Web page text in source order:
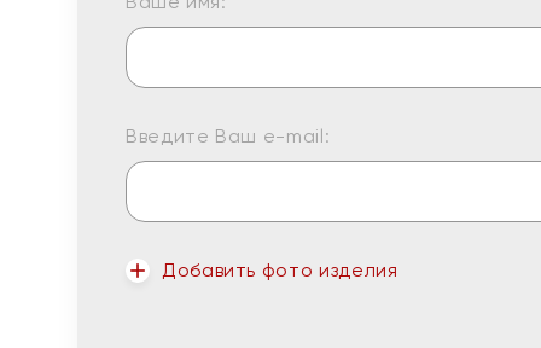
Введите Ваш e-mail:
Добавить фото изделия